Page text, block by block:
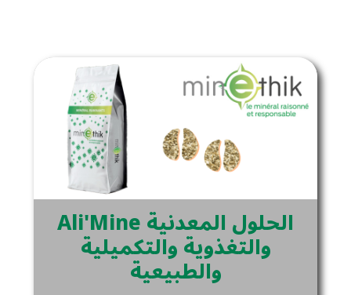
Ali'Mine الحلول المعدنية
والتغذوية والتكميلية
والطبيعية